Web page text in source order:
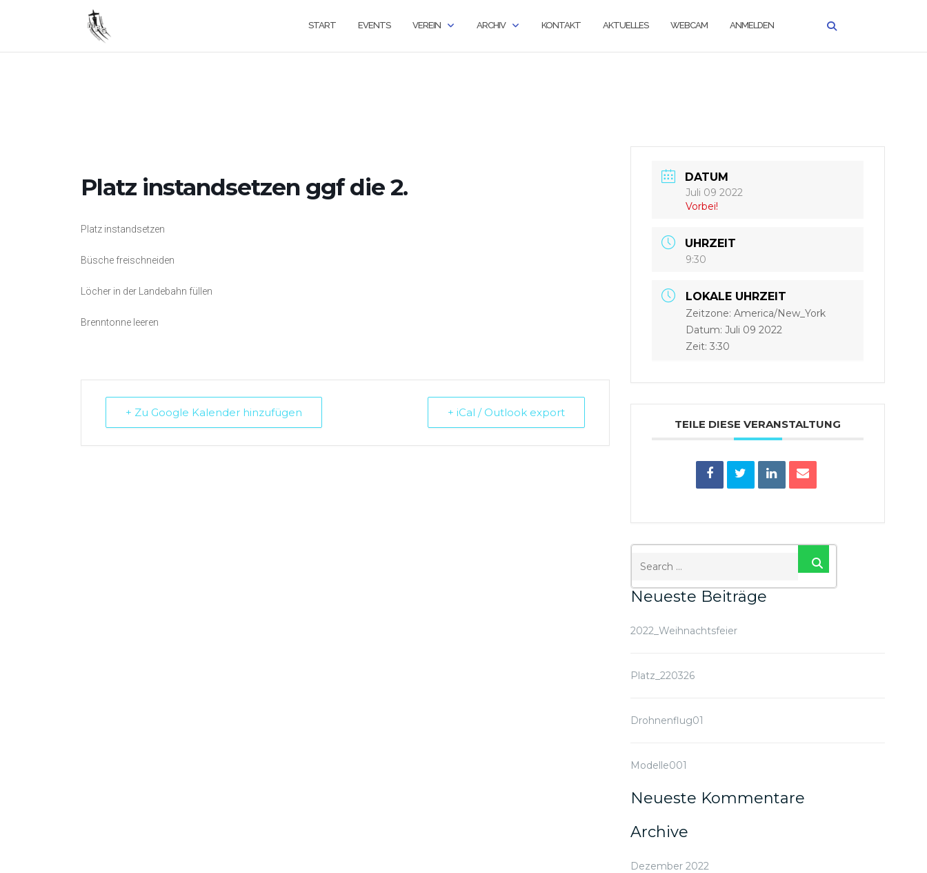
START EVENTS VEREIN ARCHIV KONTAKT AKTUELLES WEBCAM ANMELDEN
Platz instandsetzen ggf die 2.
Platz instandsetzen
Büsche freischneiden
Löcher in der Landebahn füllen
Brenntonne leeren
+ Zu Google Kalender hinzufügen + iCal / Outlook export
DATUM
Juli 09 2022
Vorbei!
UHRZEIT
9:30
LOKALE UHRZEIT
Zeitzone:America/New_York
Datum:Juli 09 2022
Zeit:3:30
TEILE DIESE VERANSTALTUNG
SEARCH
Neueste Beiträge
2022_Weihnachtsfeier
Platz_220326
Drohnenflug01
Modelle001
Neueste Kommentare
Archive
Dezember 2022